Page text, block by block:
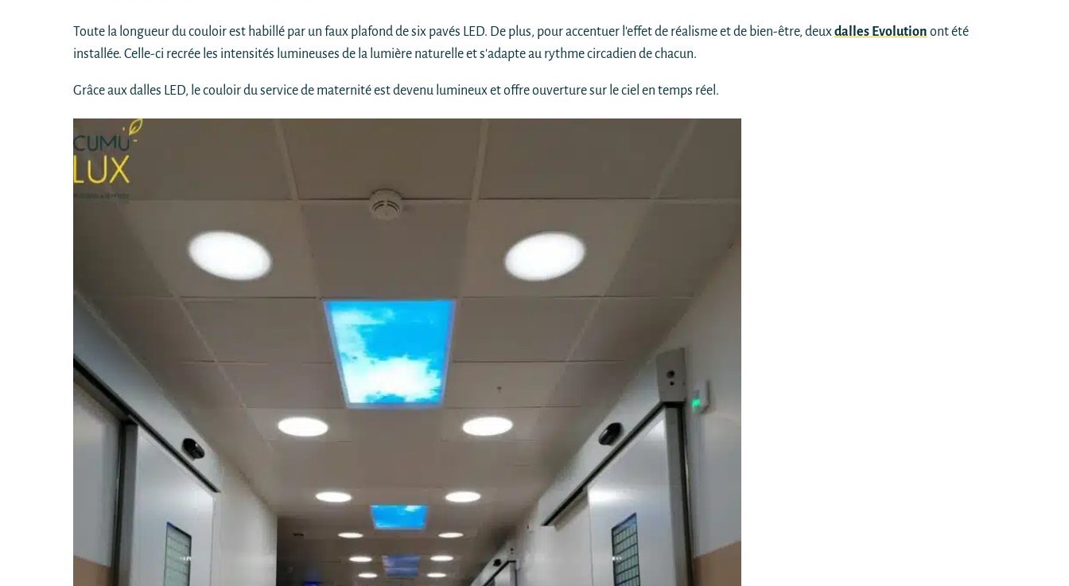
Toute la longueur du couloir est habillé par un faux plafond de six pavés LED. De plus, pour accentuer l'effet de réalisme et de bien-être, deuxdalles Evolution ont été
installée. Celle-ci recrée les intensités lumineuses de la lumière naturelle et s'adapte au rythme circadien de chacun.
Grâce aux dalles LED, le couloir du service de maternité est devenu lumineux et offre ouverture sur le ciel en temps réel.